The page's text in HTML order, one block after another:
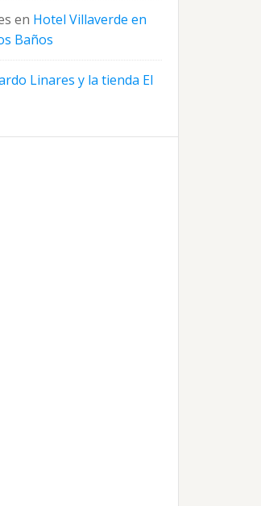
en Hotel Villaverde en
Baños
Linares y la tienda El